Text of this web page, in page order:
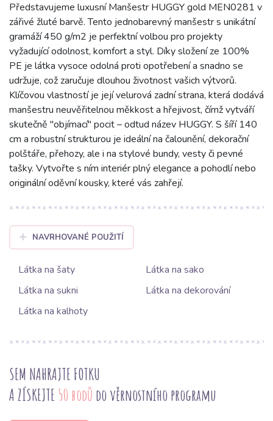
Představujeme luxusní Manšestr HUGGY gold MEN0281 v
zářivé žluté barvě. Tento jednobarevný manšestr s unikátní
gramáží 450 g/m2 je perfektní volbou pro projekty
vyžadující odolnost, komfort a styl. Díky složení ze 100%
PE je látka vysoce odolná proti opotřebení a snadno se
udržuje, což zaručuje dlouhou životnost vašich výtvorů.
Klíčovou vlastností je její velurová zadní strana, která dodává
manšestru neuvěřitelnou měkkost a hřejivost, čímž vytváří
skutečně "objímací" pocit – odtud název HUGGY. S šíří 140
cm a robustní strukturou je ideální na čalounění, dekorační
polštáře, přehozy, ale i na stylové bundy, vesty či pevné
tašky. Vytvořte s ním interiér plný elegance a pohodlí nebo
originální oděvní kousky, které vás zahřejí.
NAVRHOVANÉ POUŽITÍ
Látka na šaty
Látka na sako
Látka na sukni
Látka na dekorování
Látka na kalhoty
SEM NAHRAJTE FOTKU
A ZÍSKEJTE 50 bodů do věrnostního programu